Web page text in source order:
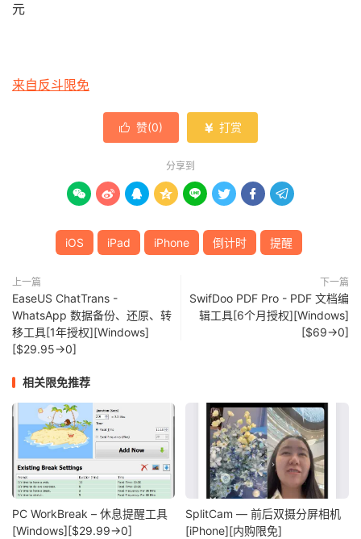
元
来自反斗限免
 赞(0)  打赏
分享到
       
iOS iPad iPhone 倒计时 提醒
上一篇
EaseUS ChatTrans -
WhatsApp 数据备份、还原、转
移工具[1年授权][Windows]
[$29.95→0]
下一篇
SwifDoo PDF Pro - PDF 文档编
辑工具[6个月授权][Windows]
[$69→0]
相关限免推荐
PC WorkBreak – 休息提醒工具
[Windows][$29.99→0]
SplitCam — 前后双摄分屏相机
[iPhone][内购限免]